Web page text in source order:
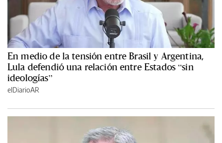
En medio de la tensión entre Brasil y Argentina,
Lula defendió una relación entre Estados “sin
ideologías”
elDiarioAR